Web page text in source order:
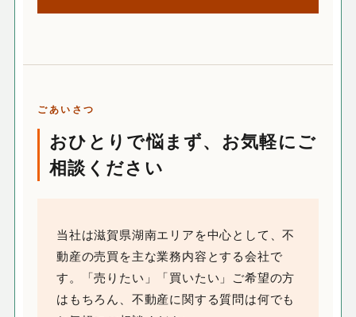
ごあいさつ
おひとりで悩まず、お気軽にご
相談ください
当社は滋賀県湖南エリアを中心として、不
動産の売買を主な業務内容とする会社で
す。「売りたい」「買いたい」ご希望の方
はもちろん、不動産に関する質問は何でも